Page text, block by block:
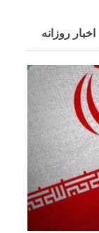
اخبار روزانه